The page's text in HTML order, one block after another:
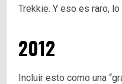
Trekkie. Y eso es raro,
2012
Incluir esto como una